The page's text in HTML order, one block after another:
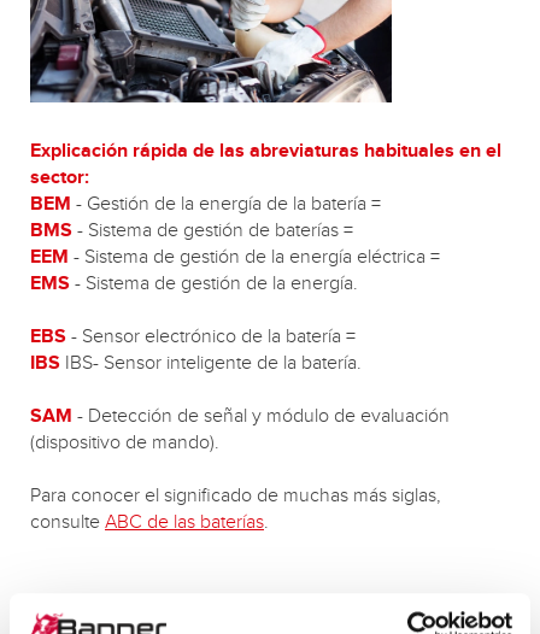
Explicación rápida de las abreviaturas habituales en el
sector:
BEM - Gestión de la energía de la batería =
BMS - Sistema de gestión de baterías =
EEM - Sistema de gestión de la energía eléctrica =
EMS - Sistema de gestión de la energía.
EBS - Sensor electrónico de la batería =
IBS IBS- Sensor inteligente de la batería.
SAM - Detección de señal y módulo de evaluación
(dispositivo de mando).
Para conocer el significado de muchas más siglas,
consulte ABC de las baterías.